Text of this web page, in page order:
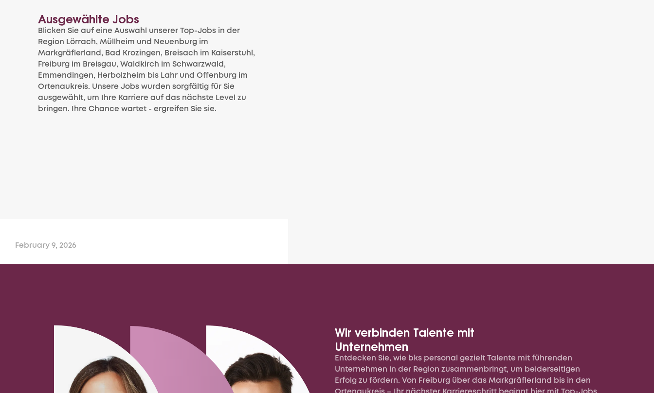
Ausgewählte Jobs
Blicken Sie auf eine Auswahl unserer Top-Jobs in der
Region Lörrach, Müllheim und Neuenburg im
Markgräflerland, Bad Krozingen, Breisach im Kaiserstuhl,
Freiburg im Breisgau, Waldkirch im Schwarzwald,
Emmendingen, Herbolzheim bis Lahr und Offenburg im
Ortenaukreis. Unsere Jobs wurden sorgfältig für Sie
ausgewählt, um Ihre Karriere auf das nächste Level zu
bringen. Ihre Chance wartet - ergreifen Sie sie.
February 9, 2026
Fertigung und Produktion
Buchenbach, Breisgau
Vollzeit
Wir verbinden Talente mit
Unternehmen
Entdecken Sie, wie bks personal gezielt Talente mit führenden
Unternehmen in der Region zusammenbringt, um beiderseitigen
Erfolg zu fördern. Von Freiburg über das Markgräflerland bis in den